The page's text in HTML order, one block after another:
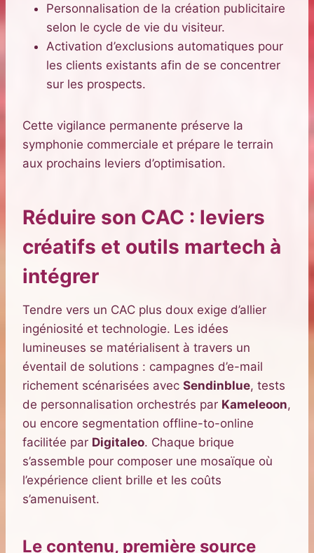
Personnalisation de la création publicitaire
selon le cycle de vie du visiteur.
Activation d’exclusions automatiques pour
les clients existants afin de se concentrer
sur les prospects.
Cette vigilance permanente préserve la
symphonie commerciale et prépare le terrain
aux prochains leviers d’optimisation.
Réduire son CAC : leviers
créatifs et outils martech à
intégrer
Tendre vers un CAC plus doux exige d’allier
ingéniosité et technologie. Les idées
lumineuses se matérialisent à travers un
éventail de solutions : campagnes d’e-mail
richement scénarisées avec Sendinblue, tests
de personnalisation orchestrés par Kameleoon,
ou encore segmentation offline-to-online
facilitée par Digitaleo. Chaque brique
s’assemble pour composer une mosaïque où
l’expérience client brille et les coûts
s’amenuisent.
Le contenu, première source